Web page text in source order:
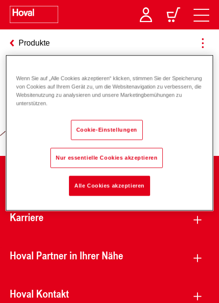
Produkte
Verantwortung für Energie und
Karriere
Hoval Partner in Ihrer Nähe
Hoval Kontakt
Wenn Sie auf „Alle Cookies akzeptieren“ klicken, stimmen Sie der Speicherung
von Cookies auf Ihrem Gerät zu, um die Websitenavigation zu verbessern, die
Websitenutzung zu analysieren und unsere Marketingbemühungen zu
unterstützen.
Cookie-Einstellungen
Nur essentielle Cookies akzeptieren
Alle Cookies akzeptieren